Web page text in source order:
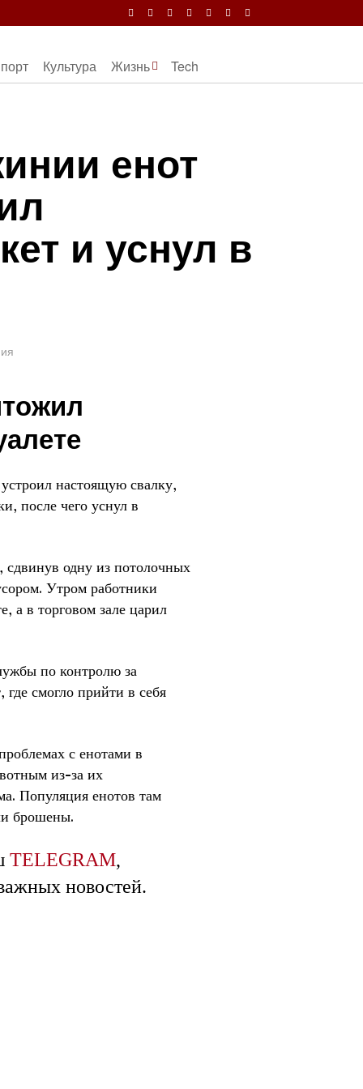
Культура Жизнь Tech
енот
и уснул в
настоящую свалку,
после чего уснул в
сдвинув одну из потолочных
Утром работники
а в торговом зале царил
по контролю за
смогло прийти в себя
с енотами в
из-за их
Популяция енотов там
брошены.
TELEGRAM,
новостей.